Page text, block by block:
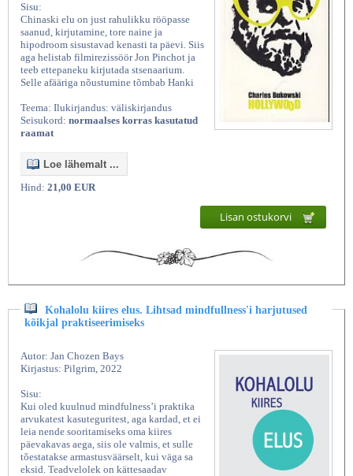
Sisu:
Chinaski elu on just rahulikku rööpasse
saanud, kirjutamine, tore naine ja
hipodroom sisustavad kenasti ta päevi. Siis
aga helistab filmirezissöör Jon Pinchot ja
teeb ettepaneku kirjutada stsenaarium.
Selle afääriga nõustumine tõmbab Hanki
Teema: Ilukirjandus: väliskirjandus
Seisukord: normaalses korras kasutatud
raamat
Loe lähemalt ...
Hind: 21,00 EUR
Lisan ostukorvi
Kohalolu kiires elus. Lihtsad mindfullness'i harjutused
kõikjal praktiseerimiseks
Autor: Jan Chozen Bays
Kirjastus: Pilgrim, 2022
Sisu:
Kui oled kuulnud mindfulness’i praktika
arvukatest kasuteguritest, aga kardad, et ei
leia nende sooritamiseks oma kiires
päevakavas aega, siis ole valmis, et sulle
tõestatakse armastusväärselt, kui väga sa
eksid. Teadvelolek on kättesaadav